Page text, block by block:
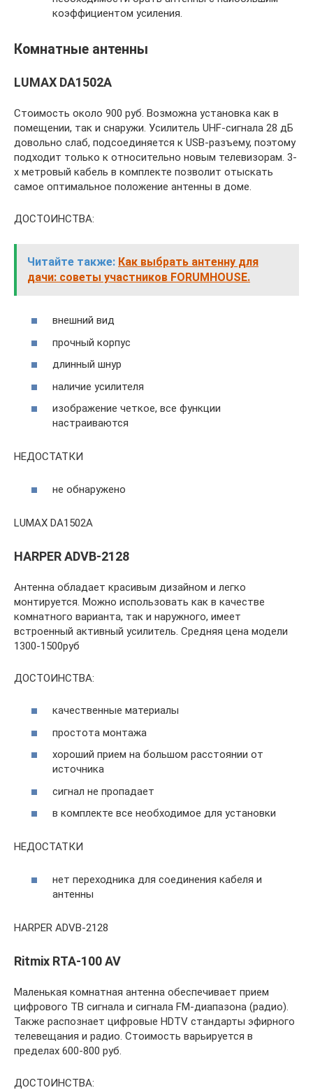
коэффициентом усиления.
Комнатные антенны
LUMAX DA1502A
Стоимость около 900 руб. Возможна установка как в
помещении, так и снаружи. Усилитель UHF-сигнала 28 дБ
довольно слаб, подсоединяется к USB-разъему, поэтому
подходит только к относительно новым телевизорам. 3-
х метровый кабель в комплекте позволит отыскать
самое оптимальное положение антенны в доме.
ДОСТОИНСТВА:
Читайте также: Как выбрать антенну для
дачи: советы участников FORUMHOUSE.
внешний вид
прочный корпус
длинный шнур
наличие усилителя
изображение четкое, все функции
настраиваются
НЕДОСТАТКИ
не обнаружено
LUMAX DA1502A
HARPER ADVB-2128
Антенна обладает красивым дизайном и легко
монтируется. Можно использовать как в качестве
комнатного варианта, так и наружного, имеет
встроенный активный усилитель. Средняя цена модели
1300-1500руб
ДОСТОИНСТВА:
качественные материалы
простота монтажа
хороший прием на большом расстоянии от
источника
сигнал не пропадает
в комплекте все необходимое для установки
НЕДОСТАТКИ
нет переходника для соединения кабеля и
антенны
HARPER ADVB-2128
Ritmix RTA-100 AV
Маленькая комнатная антенна обеспечивает прием
цифрового ТВ сигнала и сигнала FM-диапазона (радио).
Также распознает цифровые HDTV стандарты эфирного
телевещания и радио. Стоимость варьируется в
пределах 600-800 руб.
ДОСТОИНСТВА: